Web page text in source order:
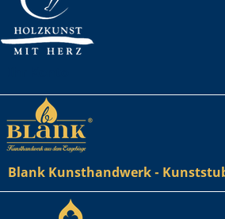
Blank Kunsthandwerk -